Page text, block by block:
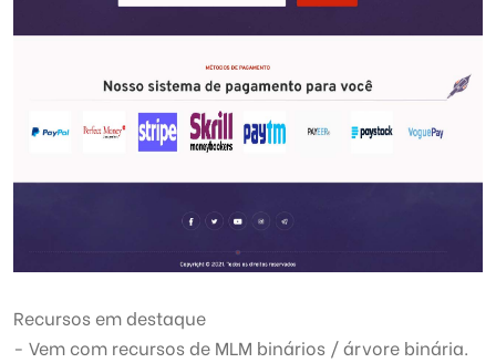
Recursos em destaque
- Vem com recursos de MLM binários / árvore binária.